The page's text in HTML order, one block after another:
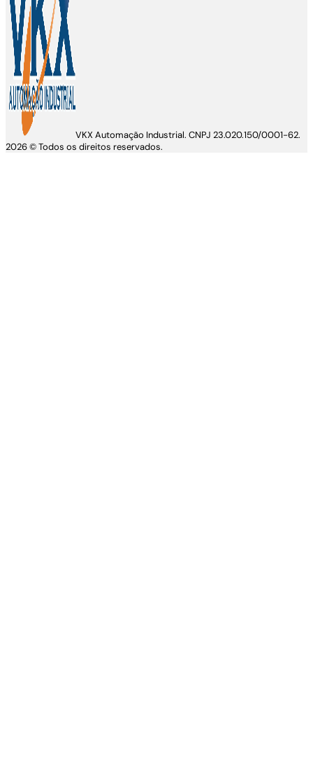
VKX Automação Industrial. CNPJ 23.020.150/0001-62.
2026 © Todos os direitos reservados.